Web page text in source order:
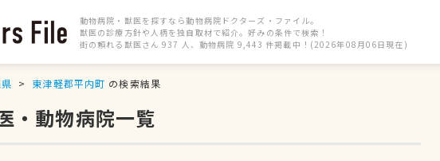
動物病院・獣医を探すなら動物病院ドクターズ・ファイル。
獣医の診療方針や人柄を独自取材で紹介。好みの条件で検索！
街の頼れる獣医さん 937 人、動物病院 9,443 件掲載中！(2026年08月06日現在)
東津軽郡平内町 の検索結果
・動物病院一覧